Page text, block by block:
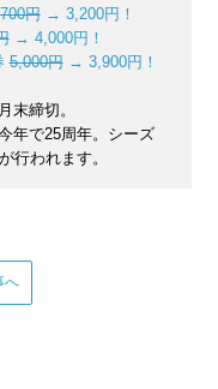
円→ 3,200円！
→ 4,000円！
5,000円→ 3,900円！
末締切。
年で25周年。シーズ
行われます。
へ